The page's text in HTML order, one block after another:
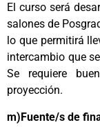
El curso será
salones de
lo que permitirá
intercambio que
Se requiere
proyección.
m)Fuente/s de